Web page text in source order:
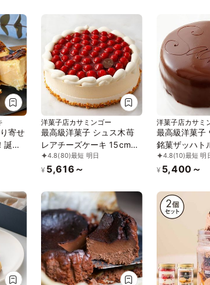
寄せ
誕生
2
「熟
洋菓子店カサミンゴー
最高級洋菓子 シュス木苺
レアチーズケーキ 15cm
(記念日＆)
4.8(80)最短 明日
¥ 5,616～
洋菓子店カサミ
最高級洋菓子
銘菓ザッハト
(記念日＆)
4.8(10)最短 明
¥ 5,400～